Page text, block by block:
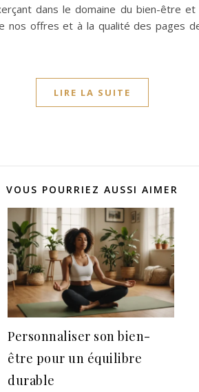
dans le domaine du bien-être et
nos offres et à la qualité des pages
LIRE LA SUITE
VOUS POURRIEZ AUSSI AIMER
Personnaliser son bien-
être pour un équilibre
durable